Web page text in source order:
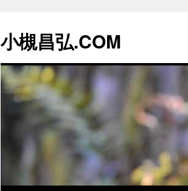
テ
ン
ス
キ
小槻昌弘.COM